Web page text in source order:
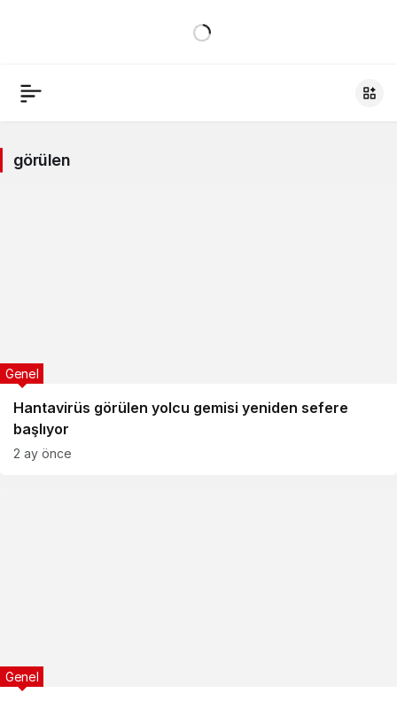
görülen
Hantavirüs görülen yolcu gemisi yeniden sefere
başlıyor
Genel
2 ay önce
Genel